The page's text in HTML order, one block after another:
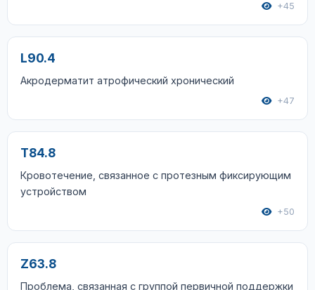
+45
L90.4
Акродерматит атрофический хронический
+47
T84.8
Кровотечение, связанное с протезным фиксирующим
устройством
+50
Z63.8
Проблема, связанная с группой первичной поддержки